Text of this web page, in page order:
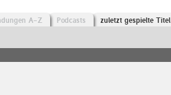
A-Z Podcasts zuletzt gespielte Titel